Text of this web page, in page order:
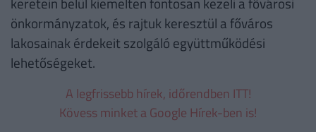
önkormányzatok, és rajtuk keresztül a főváros
lakosainak érdekeit szolgáló együttműködési
lehetőségeket.
A legfrissebb hírek, időrendben ITT!
Kövess minket a Google Hírek-ben is!